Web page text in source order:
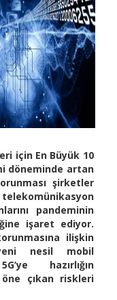
için En Büyük 10
döneminde artan
şirketler
pandeminin
işaret ediyor.
ilişkin
nesil mobil
hazırlığın
çıkan riskleri